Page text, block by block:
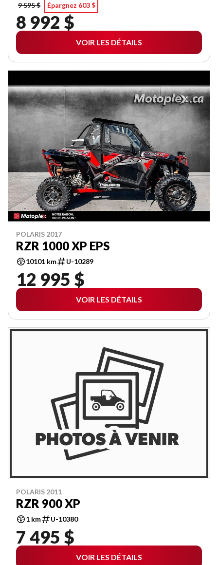
9 595 $
Épargnez 603 $
8 992 $
VOIR LES DÉTAILS
POLARIS 2017
RZR 1000 XP EPS
10101 km U-10289
12 995 $
VOIR LES DÉTAILS
POLARIS 2011
RZR 900 XP
1 km U-10380
7 495 $
VOIR LES DÉTAILS